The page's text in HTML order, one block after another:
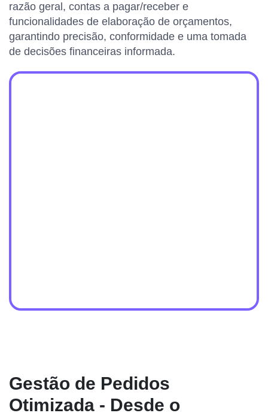
razão geral, contas a pagar/receber e
funcionalidades de elaboração de orçamentos,
garantindo precisão, conformidade e uma tomada
de decisões financeiras informada.
Gestão de Pedidos
Otimizada - Desde o